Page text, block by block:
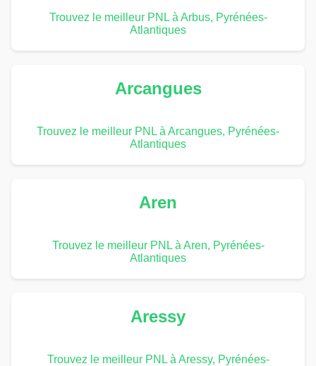
Trouvez le meilleur PNL à Arbus, Pyrénées-
Atlantiques
Arcangues
Trouvez le meilleur PNL à Arcangues, Pyrénées-
Atlantiques
Aren
Trouvez le meilleur PNL à Aren, Pyrénées-
Atlantiques
Aressy
Trouvez le meilleur PNL à Aressy, Pyrénées-